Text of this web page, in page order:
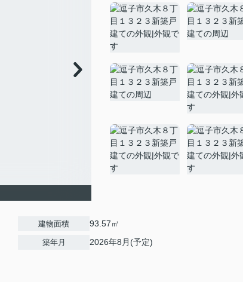
建物面積 93.57㎡
築年月 2026年8月(予定)